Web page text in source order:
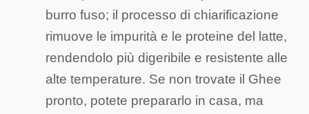
burro fuso; il processo di chiarificazione
rimuove le impurità e le proteine del latte,
rendendolo più digeribile e resistente alle
alte temperature. Se non trovate il Ghee
pronto, potete prepararlo in casa, ma